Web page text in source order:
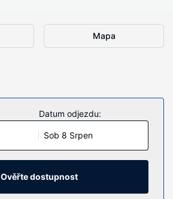
Mapa
Datum odjezdu:
Sob 8 Srpen
Ověřte dostupnost